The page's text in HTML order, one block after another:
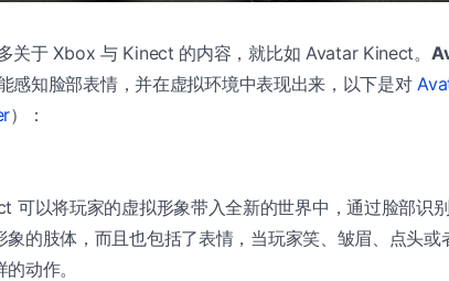
关于 Xbox 与 Kinect 的内容，就比如 Avatar Kinect。
感知脸部表情，并在虚拟环境中表现出来，以下是对
）：
可以将玩家的虚拟形象带入全新的世界中，通过脸部识
象的肢体，而且也包括了表情，当玩家笑、皱眉、点头或
动作。